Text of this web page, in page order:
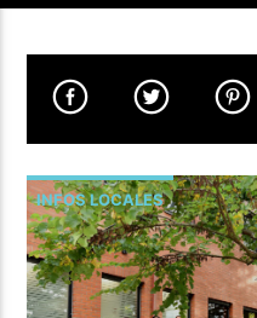
INFOS LOCALES